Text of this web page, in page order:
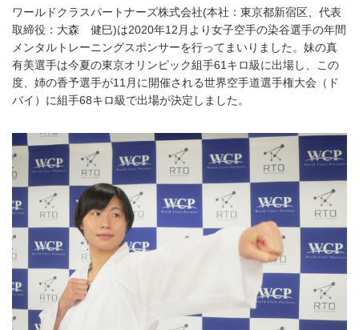
ワールドクラスパートナーズ株式会社(本社：東京都新宿区、代表
取締役：大森 健巳)は2020年12月より女子空手の染谷選手の年間
メンタルトレーニングスポンサーを行ってまいりました。妹の真
有美選手は今夏の東京オリンピック組手61キロ級に出場し、この
度、姉の香予選手が11月に開催される世界空手道選手権大会（ド
バイ）に組手68キロ級で出場が決定しました。